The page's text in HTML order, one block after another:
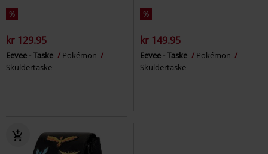
%
kr 129.95
Eevee - Taske
Pokémon
Skuldertaske
%
kr 149.95
Eevee - Taske
Pokémon
Skuldertaske